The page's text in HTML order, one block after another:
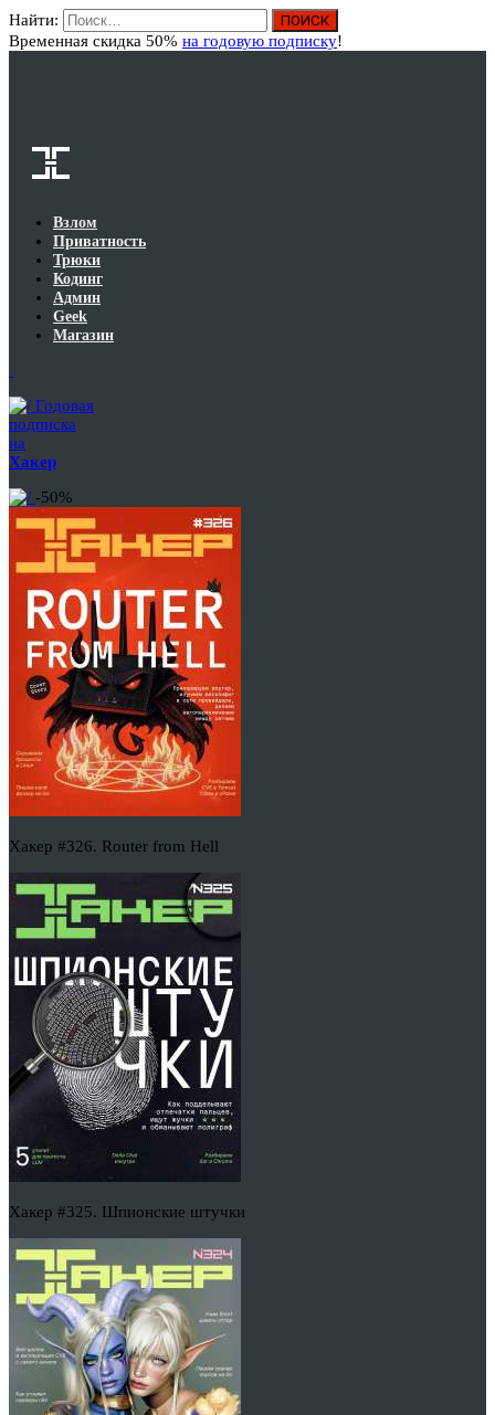
Найти:
Временная скидка 50% на годовую подписку!
Взлом
Приватность
Трюки
Кодинг
Админ
Geek
Магазин
Годовая
подписка
на
Хакер
-50%
Хакер #326. Router from Hell
Хакер #325. Шпионские штучки